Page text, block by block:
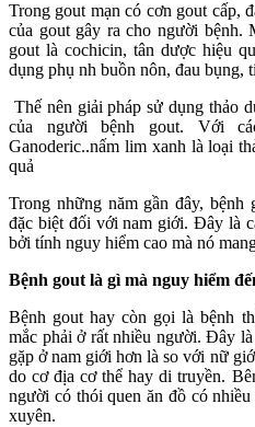
Trong gout mạn có cơn gout cấp,
của gout gây ra cho người
gout là cochicin, tân dược hiệu
dụng phụ nh buồn nôn, đau bụng,
Thế nên giải pháp sử dụng thảo
của người bệnh gout. Với
Ganoderic..nấm lim xanh là loại
quả
Trong những năm gần đây, bệnh
đặc biệt đối với nam giới. Đây là
bởi tính nguy hiểm cao mà nó
Bệnh gout là gì mà nguy hiểm
Bệnh gout hay còn gọi là bệnh
mắc phải ở rất nhiều người. Đây
gặp ở nam giới hơn là so với nữ
do cơ địa cơ thể hay di truyền.
người có thói quen ăn đồ có
xuyên.